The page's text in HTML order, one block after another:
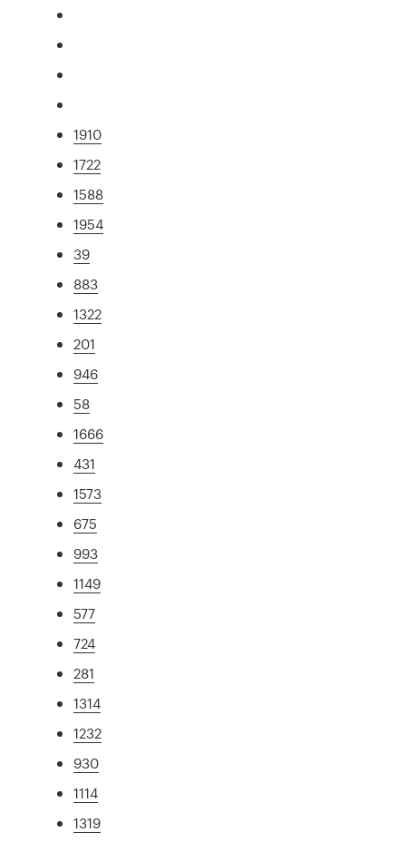
1910
1722
1588
1954
39
883
1322
201
946
58
1666
431
1573
675
993
1149
577
724
281
1314
1232
930
1114
1319